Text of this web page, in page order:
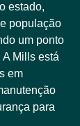
estado,
população
um ponto
Mills está
em
para